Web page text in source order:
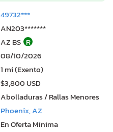
49732***
AN203*******
AZ BS R
08/10/2026
1 mi (Exento)
$3,800 USD
Abolladuras / Rallas Menores
Phoenix, AZ
En Oferta Mínima